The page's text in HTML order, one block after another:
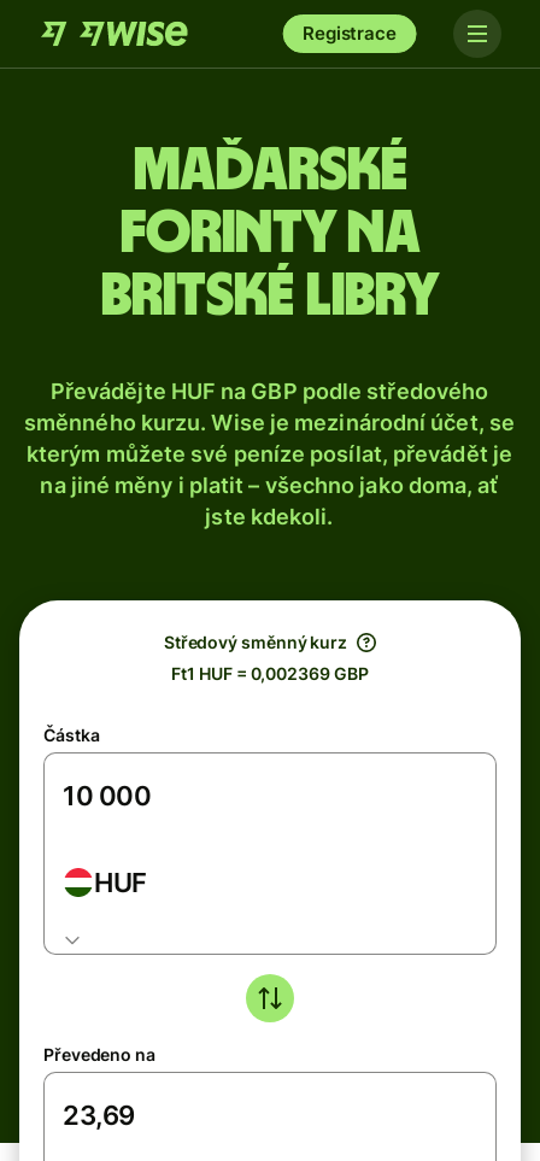
Registrace
Maďarské
forinty na
britské libry
Převádějte HUF na GBP podle středového
směnného kurzu. Wise je mezinárodní účet, se
kterým můžete své peníze posílat, převádět je
na jiné měny i platit – všechno jako doma, ať
jste kdekoli.
Středový směnný kurz
Ft1 HUF = 0,002369 GBP
Částka
HUF
Převedeno na